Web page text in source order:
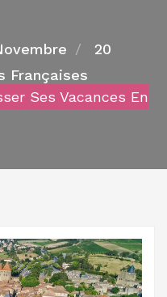
20
Françaises
Ses Vacances En